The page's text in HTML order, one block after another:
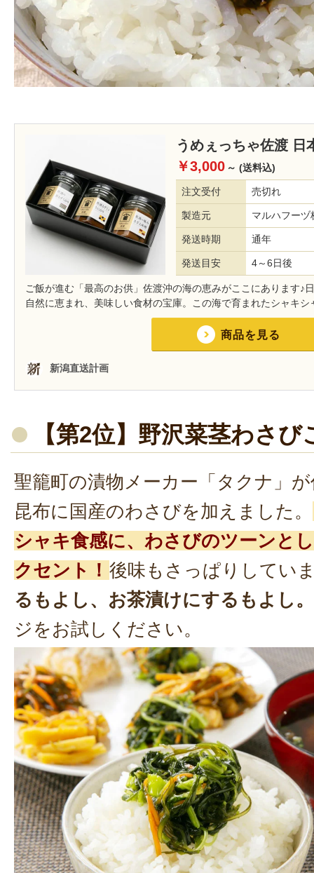
【第2位】野沢菜茎わさび
聖籠町の漬物メーカー「タクナ」
昆布に国産のわさびを加えました。
シャキ食感に、わさびのツーンと
クセント！ 後味もさっぱりしてい
るもよし、お茶漬けにするもよし。
ジをお試しください。